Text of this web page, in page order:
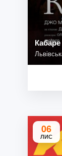
Кабаре
06
ЛИС